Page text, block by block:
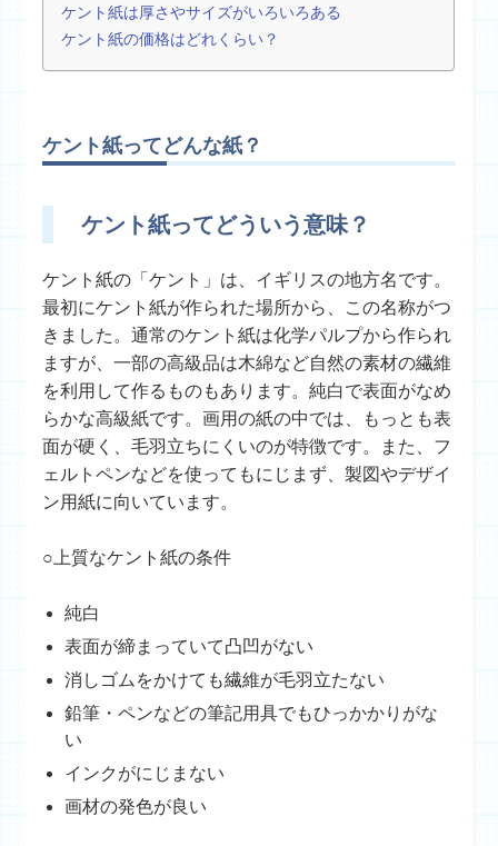
ケント紙は厚さやサイズがいろいろある
ケント紙の価格はどれくらい？
ケント紙ってどんな紙？
ケント紙ってどういう意味？
ケント紙の「ケント」は、イギリスの地方名です。
最初にケント紙が作られた場所から、この名称がつ
きました。通常のケント紙は化学パルプから作られ
ますが、一部の高級品は木綿など自然の素材の繊維
を利用して作るものもあります。純白で表面がなめ
らかな高級紙です。画用の紙の中では、もっとも表
面が硬く、毛羽立ちにくいのが特徴です。また、フ
ェルトペンなどを使ってもにじまず、製図やデザイ
ン用紙に向いています。
○上質なケント紙の条件
純白
表面が締まっていて凸凹がない
消しゴムをかけても繊維が毛羽立たない
鉛筆・ペンなどの筆記用具でもひっかかりがな
い
インクがにじまない
画材の発色が良い